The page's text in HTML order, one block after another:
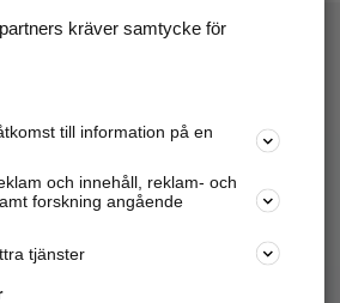
och platser.
adresser, företagsinfo mm.
Marknadsför företaget
kräver samtycke för
till information på en
och innehåll, reklam- och
forskning angående
tjänster